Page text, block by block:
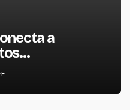
a
impulsar la